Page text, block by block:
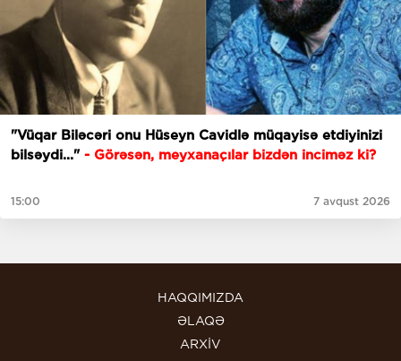
"Vüqar Biləcəri onu Hüseyn Cavidlə müqayisə etdiyinizi
bilsəydi..." - Görəsən, meyxanaçılar bizdən inciməz ki?
15:00 7 avqust 2026
HAQQIMIZDA
ƏLAQƏ
ARXİV